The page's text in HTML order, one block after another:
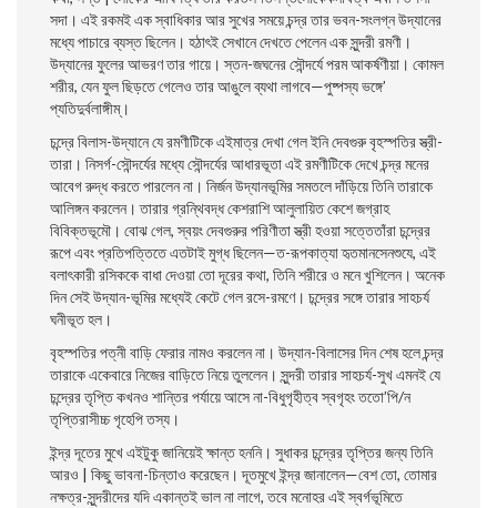
সদা। এই রকমই এক স্বাধিকার আর সুখের সময়ে চন্দ্র তার ভবন-সংলগ্ন উদ্যানের
মধ্যে পাচারে ব্যস্ত ছিলেন। হঠাৎই সেখানে দেখতে পেলেন এক সুন্দরী রমণী।
উদ্যানের ফুলের আভরণ তার গায়ে। স্তন-জঘনের সৌন্দর্যে পরম আকর্ষণীয়া। কোমল
শরীর, যেন ফুল ছিড়তে গেলেও তার আঙুলে ব্যথা লাগবে—পুষ্পস্য ভঙ্গে’
প্যতিদুর্বলাঙ্গীম্।
চন্দ্রে বিলাস-উদ্যানে যে রমণীটিকে এইমাত্র দেখা গেল ইনি দেবগুরু বৃহস্পতির স্ত্রী-
তারা। নিসর্গ-সৌন্দর্যের মধ্যে সৌন্দর্যের আধারভূতা এই রমণীটিকে দেখে চন্দ্র মনের
আবেগ রুদ্ধ করতে পারলেন না। নির্জন উদ্যানভূমির সমতলে দাঁড়িয়ে তিনি তারাকে
আলিঙ্গন করলেন। তারার গ্রন্থিবদ্ধ কেশরাশি আলুলায়িত কেশে জগ্রাহ
বিবিক্তভূমৌ। বােঝ গেল, স্বয়ং দেবগুরুর পরিণীতা স্ত্রী হওয়া সত্তেতাঁরা চন্দ্রের
রূপে এবং প্রতিপত্তিতে এতটাই মুগ্ধ ছিলেন—ত-রূপকাত্যা হৃতমানসেনশুযে, এই
বলাৎকারী রসিককে বাধা দেওয়া তাে দূরের কথা, তিনি শরীরে ও মনে খুশিলেন। অনেক
দিন সেই উদ্যান-ভূমির মধ্যেই কেটে গেল রসে-রমণে। চন্দ্রের সঙ্গে তারার সাহচর্য
ঘনীভূত হল।
বৃহস্পতির পত্নী বাড়ি ফেরার নামও করলেন না। উদ্যান-বিলাসের দিন শেষ হলে চন্দ্র
তারাকে একেবারে নিজের বাড়িতে নিয়ে তুললেন। সুন্দরী তারার সাহচর্য-সুখ এমনই যে
চন্দ্রের তৃপ্তি কখনও শান্তির পর্যায়ে আসে না-বিধুগৃহীত্ব স্বগৃহং ততাে’পি/ন
তৃপ্তিরাসীচ্চ গৃহেপি তস্য।
ইন্দ্র দূতের মুখে এইটুকু জানিয়েই ক্ষান্ত হননি। সুধাকর চন্দ্রের তৃপ্তির জন্য তিনি
আরও | কিছু ভাবনা-চিন্তাও করেছেন। দূতমুখে ইন্দ্র জানালেন—বেশ তাে, তােমার
নক্ষত্র-সুন্দরীদের যদি একান্তই ভাল না লাগে, তবে মনােহর এই স্বর্গভূমিতে